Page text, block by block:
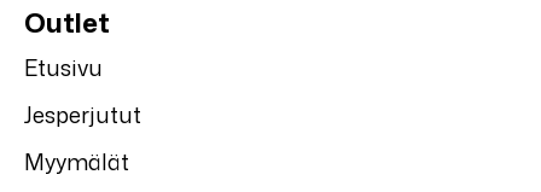
Outlet
Etusivu
Jesperjutut
Myymälät